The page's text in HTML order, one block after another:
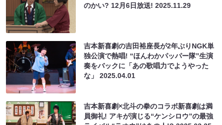
のかい? 12月6日放送!2025.11.29
吉本新喜劇の吉田裕座長が2年ぶりNGK単
独公演で熱唱! “ほんわかパッパー隊”生演
奏をバックに「あの歌唱力でようやった
な」2025.04.01
吉本新喜劇×北斗の拳のコラボ新喜劇は満
員御礼! アキが演じる“ケンシロウ”の最強